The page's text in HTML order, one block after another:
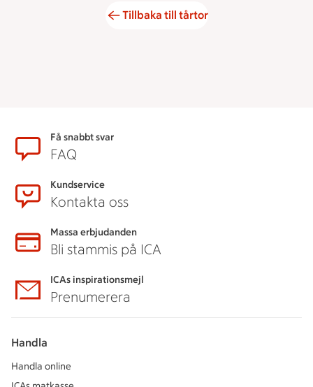
Tillbaka till tårtor
SidfotFå snabbt svar
FAQ
Kundservice
Kontakta oss
Massa erbjudanden
Bli stammis på ICA
ICAs inspirationsmejl
Prenumerera
Handla
Handla online